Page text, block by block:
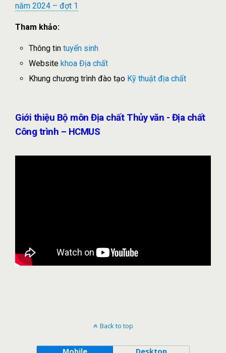
năm 2024 – đợt 1
Tham khảo:
Thông tin tuyển sinh
Website khoa Địa chất
Khung chương trình đào tạo Kỹ thuật địa chất
Giới thiệu Bộ môn Địa chất Thủy văn - Địa chất
Công trình – HCMUS
Back to top